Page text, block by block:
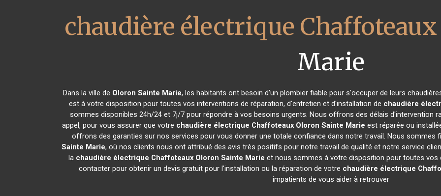
chaudière électrique Chaffoteaux
Marie
Dans la ville de Oloron Sainte Marie, les habitants ont besoin d'un plombier fiable pour s'occuper de leurs
est à votre disposition pour toutes vos interventions de réparation, d'entretien et d'installation de chaudière
sommes disponibles 24h/24 et 7j/7 pour répondre à vos besoins urgents. Nous offrons des délais d'intervention
appel, pour vous assurer que votre chaudière électrique Chaffoteaux Oloron Sainte Marie est réparée ou
offrons des garanties sur nos services pour vous donner une totale confiance dans notre travail. Nous sommes
Sainte Marie, où nos clients nous ont attribué des avis très positifs pour notre travail de qualité et notre service
la chaudière électrique Chaffoteaux Oloron Sainte Marie et nous sommes à votre disposition pour toutes
contacter pour obtenir un devis gratuit pour l'installation ou la réparation de votre chaudière électrique
impatients de vous aider à retrouver